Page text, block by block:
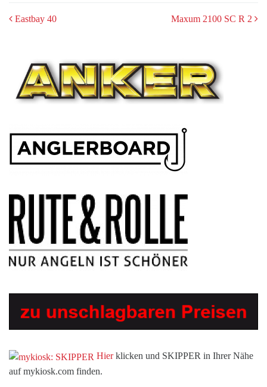
POST
Eastbay 40 Maxum 2100 SC R 2
Hierklicken und SKIPPER in Ihrer Nähe
auf mykiosk.com finden.